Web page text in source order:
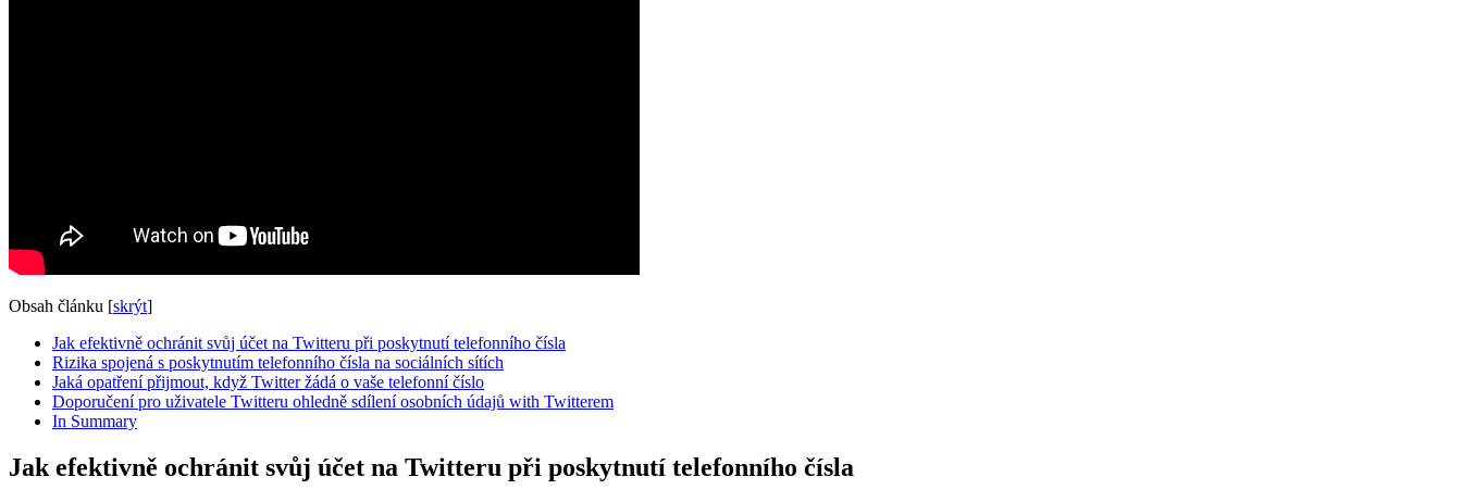
Obsah článku [skrýt]
Jak efektivně ochránit svůj účet na Twitteru při poskytnutí telefonního čísla
Rizika spojená s poskytnutím telefonního čísla na sociálních sítích
Jaká opatření přijmout, když Twitter žádá o vaše telefonní číslo
Doporučení pro uživatele Twitteru ohledně sdílení osobních údajů with Twitterem
In Summary
Jak efektivně ochránit svůj účet na Twitteru při poskytnutí telefonního čísla